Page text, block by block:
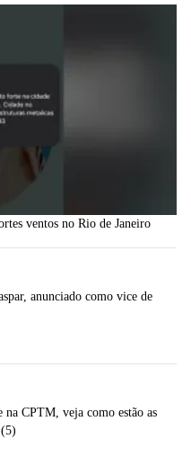
ventos no Rio de Janeiro
anunciado como vice de
na CPTM, veja como estão as